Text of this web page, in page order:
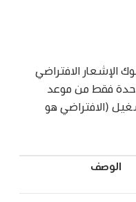
الإشعار الافتراضي
فقط من موعد
(الافتراضي هو
الوصف